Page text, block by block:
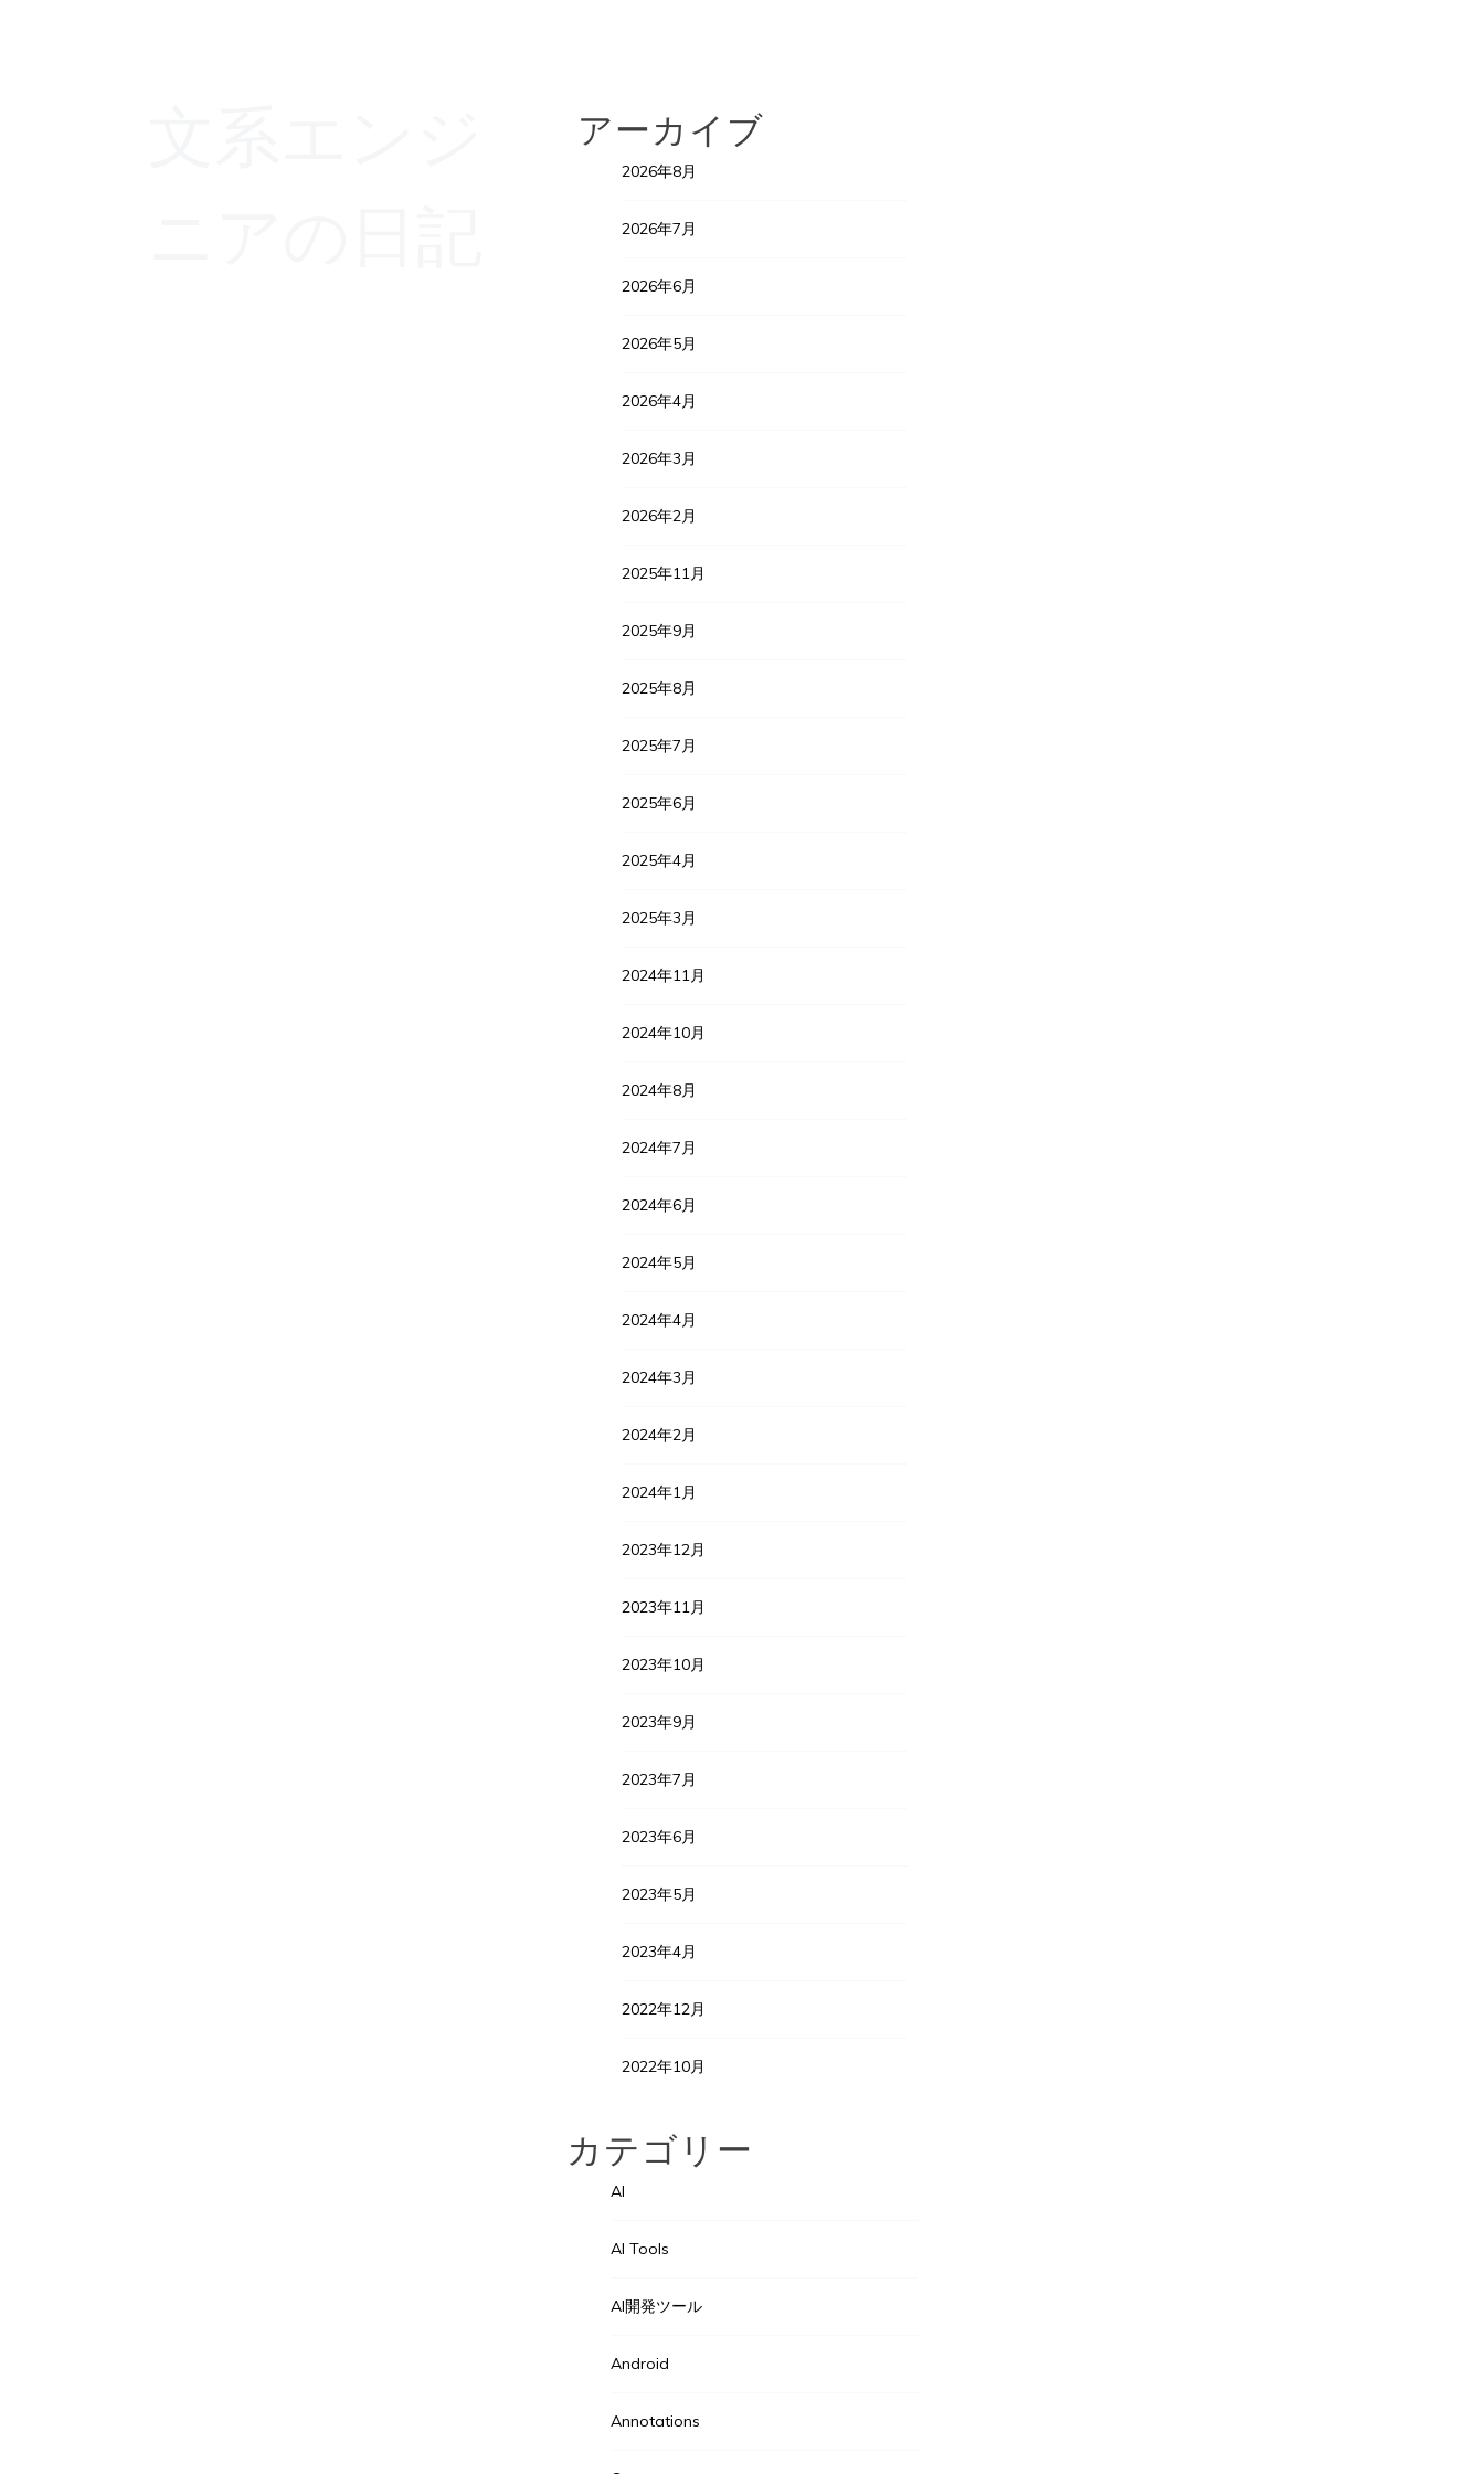
アーカイブ
2026年8月
2026年7月
2026年6月
2026年5月
2026年4月
2026年3月
2026年2月
2025年11月
2025年9月
2025年8月
2025年7月
2025年6月
2025年4月
2025年3月
2024年11月
2024年10月
2024年8月
2024年7月
2024年6月
2024年5月
2024年4月
2024年3月
2024年2月
2024年1月
2023年12月
2023年11月
2023年10月
2023年9月
2023年7月
2023年6月
2023年5月
2023年4月
2022年12月
2022年10月
カテゴリー
AI
AI Tools
AI開発ツール
Android
Annotations